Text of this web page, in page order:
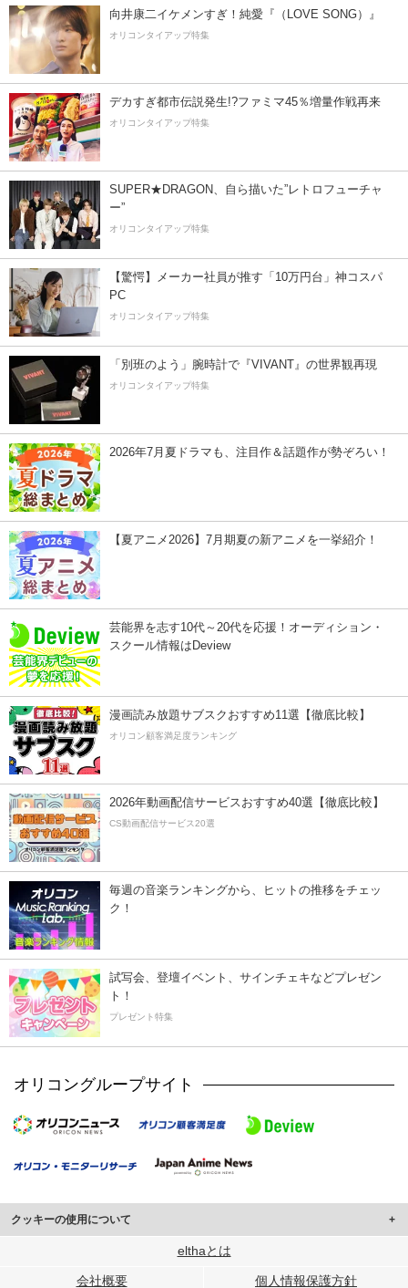
向井康二イケメンすぎ！純愛『（LOVE SONG）』
オリコンタイアップ特集
デカすぎ都市伝説発生!?ファミマ45％増量作戦再来
オリコンタイアップ特集
SUPER★DRAGON、自ら描いた”レトロフューチャ
ー”
オリコンタイアップ特集
【驚愕】メーカー社員が推す「10万円台」神コスパ
PC
オリコンタイアップ特集
「別班のよう」腕時計で『VIVANT』の世界観再現
オリコンタイアップ特集
2026年7月夏ドラマも、注目作＆話題作が勢ぞろい！
【夏アニメ2026】7月期夏の新アニメを一挙紹介！
芸能界を志す10代～20代を応援！オーディション・
スクール情報はDeview
漫画読み放題サブスクおすすめ11選【徹底比較】
オリコン顧客満足度ランキング
2026年動画配信サービスおすすめ40選【徹底比較】
CS動画配信サービス20選
毎週の音楽ランキングから、ヒットの推移をチェッ
ク！
試写会、登壇イベント、サインチェキなどプレゼン
ト！
プレゼント特集
オリコングループサイト
クッキーの使用について
このサイトでは Cookie を使用して、ユーザーに合わせたコンテンツや広告の
行っています。
elthaとは
会社概要 個人情報保護方針